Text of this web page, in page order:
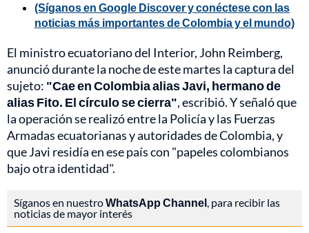
(Síganos en Google Discover y conéctese con las
noticias más importantes de Colombia y el mundo)
El ministro ecuatoriano del Interior, John Reimberg,
anunció durante la noche de este martes la captura del
sujeto: "Cae en Colombia alias Javi, hermano de
alias Fito. El círculo se cierra", escribió. Y señaló que
la operación se realizó entre la Policía y las Fuerzas
Armadas ecuatorianas y autoridades de Colombia, y
que Javi residía en ese país con "papeles colombianos
bajo otra identidad".
Síganos en nuestroWhatsApp Channel, para recibir las
noticias de mayor interés